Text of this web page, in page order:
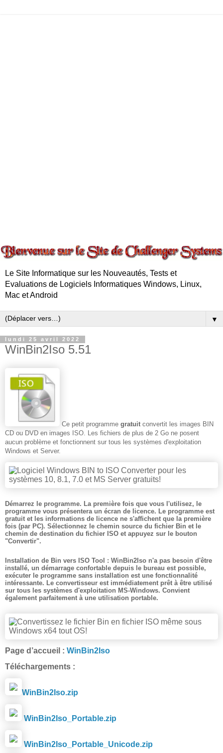
Le Site Informatique sur les Nouveautés, Tests et
Evaluations de Logiciels Informatiques Windows, Linux,
Mac et Android
▼
lundi 25 avril 2022
WinBin2Iso 5.51
Ce petit programme gratuit convertit les images BIN
CD ou DVD en images ISO. Les fichiers de plus de 2 Go ne posent
aucun problème et fonctionnent sur tous les systèmes d'exploitation
Windows et Server.
Démarrez le programme. La première fois que vous l'utilisez, le
programme vous présentera un écran de licence. Le programme est
gratuit et les informations de licence ne s'affichent que la première
fois (par PC). Sélectionnez le chemin source du fichier Bin et le
chemin de destination du fichier ISO et appuyez sur le bouton
"Convertir".
Installation de Bin vers ISO Tool : WinBin2Iso n'a pas besoin d'être
installé, un démarrage confortable depuis le bureau est possible,
exécuter le programme sans installation est une fonctionnalité
intéressante. Le convertisseur est immédiatement prêt à être utilisé
sur tous les systèmes d'exploitation MS-Windows. Convient
également parfaitement à une utilisation portable.
Page d’accueil : WinBin2Iso
Téléchargements :
WinBin2Iso.zip
WinBin2Iso_Portable.zip
WinBin2Iso_Portable_Unicode.zip